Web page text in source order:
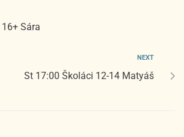
16+ Sára
NEXT
St 17:00 Školáci 12-14 Matyáš